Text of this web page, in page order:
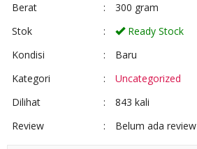
Berat
:
300 gram
Stok
:
Ready Stock
Kondisi
:
Baru
Kategori
:
Uncategorized
Dilihat
:
843 kali
Review
: Belum ada review